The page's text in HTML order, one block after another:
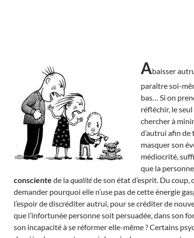
Abaisser
paraître soi-
bas… Si on
réfléchir, le
chercher à
d’autrui afin de
masquer son
médiocrité,
que la
consciente de laqualitéde son état d’esprit. Du coup,
demander pourquoi elle n’use pas de cette énergie
l’espoir de discréditer autrui, pour se créditer de
que l’infortunée personne soit persuadée, dans son
son incapacité à se réformer elle-même ? Certains